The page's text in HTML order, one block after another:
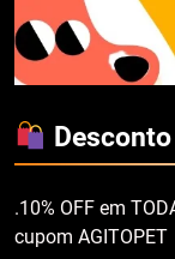
.10% OFF em
cupom AGITOPET